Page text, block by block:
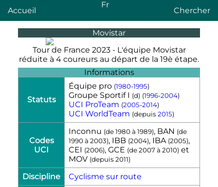
Accueil
Fr
Chercher
Movistar
Tour de France 2023 - L'équipe Movistar
réduite à 4 coureurs au départ de la 19è étape.
Informations
Statuts
Équipe pro (1980-1995)
Groupe Sportif I (d) (1996-2004)
UCI ProTeam (2005-2014)
UCI WorldTeam (depuis 2015)
Codes
UCI
Inconnu (de1980à 1989), BAN (de
1990à 2003), IBB (2004), IBA (2005),
CEI (2006), GCE (de2007à 2010) et
MOV (depuis 2011)
Discipline
Cyclisme sur route